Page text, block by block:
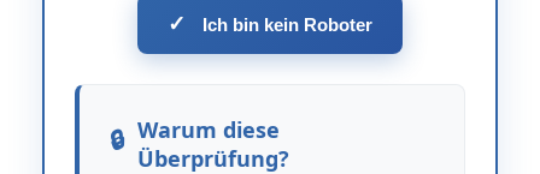
✓ Ich bin kein Roboter
Warum diese
Überprüfung?